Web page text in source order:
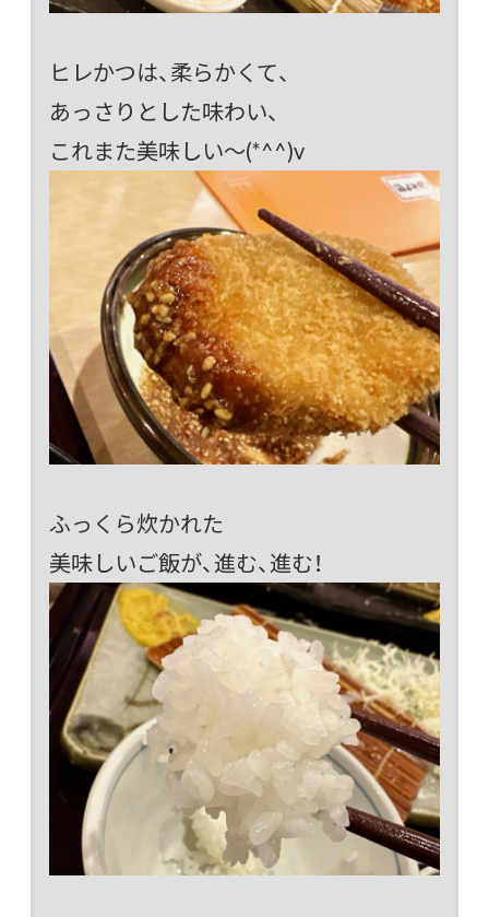
ヒレかつは、柔らかくて、
あっさりとした味わい、
これまた美味しい～(*^^)v
ふっくら炊かれた
美味しいご飯が、進む、進む！